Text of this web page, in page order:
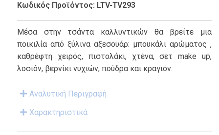
Κωδικός Προϊόντος: LTV-TV293
Μέσα στην τσάντα καλλυντικών θα βρείτε μια
ποικιλία από ξύλινα αξεσουάρ: μπουκάλι αρώματος ,
καθρέφτη χειρός, πιστολάκι, χτένα, σετ make up,
λοσιόν, βερνίκι νυχιών, πούδρα και κραγιόν.
Αναλυτική Περιγραφή
Χαρακτηριστικά